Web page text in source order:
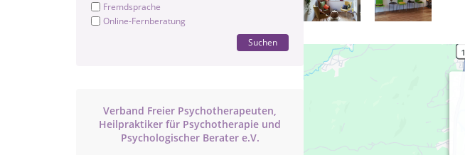
Fremdsprache
Online-Fernberatung
Suchen
Verband Freier Psychotherapeuten,
Heilpraktiker für Psychotherapie und
Psychologischer Berater e.V.